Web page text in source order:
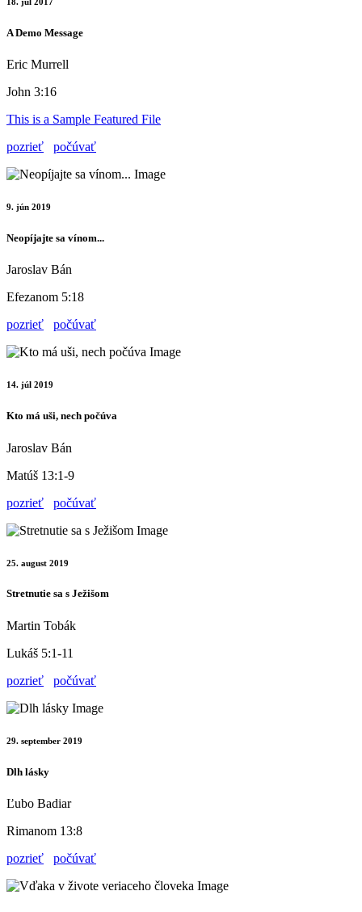
A Demo Message
Eric Murrell
John 3:16
This is a Sample Featured File
pozrieť
počúvať
9. jún 2019
Neopíjajte sa vínom...
Jaroslav Bán
Efezanom 5:18
pozrieť
počúvať
14. júl 2019
Kto má uši, nech počúva
Jaroslav Bán
Matúš 13:1-9
pozrieť
počúvať
25. august 2019
Stretnutie sa s Ježišom
Martin Tobák
Lukáš 5:1-11
pozrieť
počúvať
29. september 2019
Dlh lásky
Ľubo Badiar
Rimanom 13:8
pozrieť
počúvať